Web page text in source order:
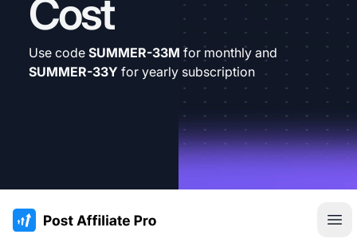
Cost
Use code SUMMER-33M for monthly and
SUMMER-33Y for yearly subscription
:site.title